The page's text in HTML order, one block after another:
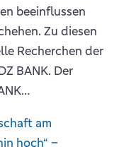
beeinflussen
Zu diesen
Recherchen der
BANK. Der
am
hoch“ –